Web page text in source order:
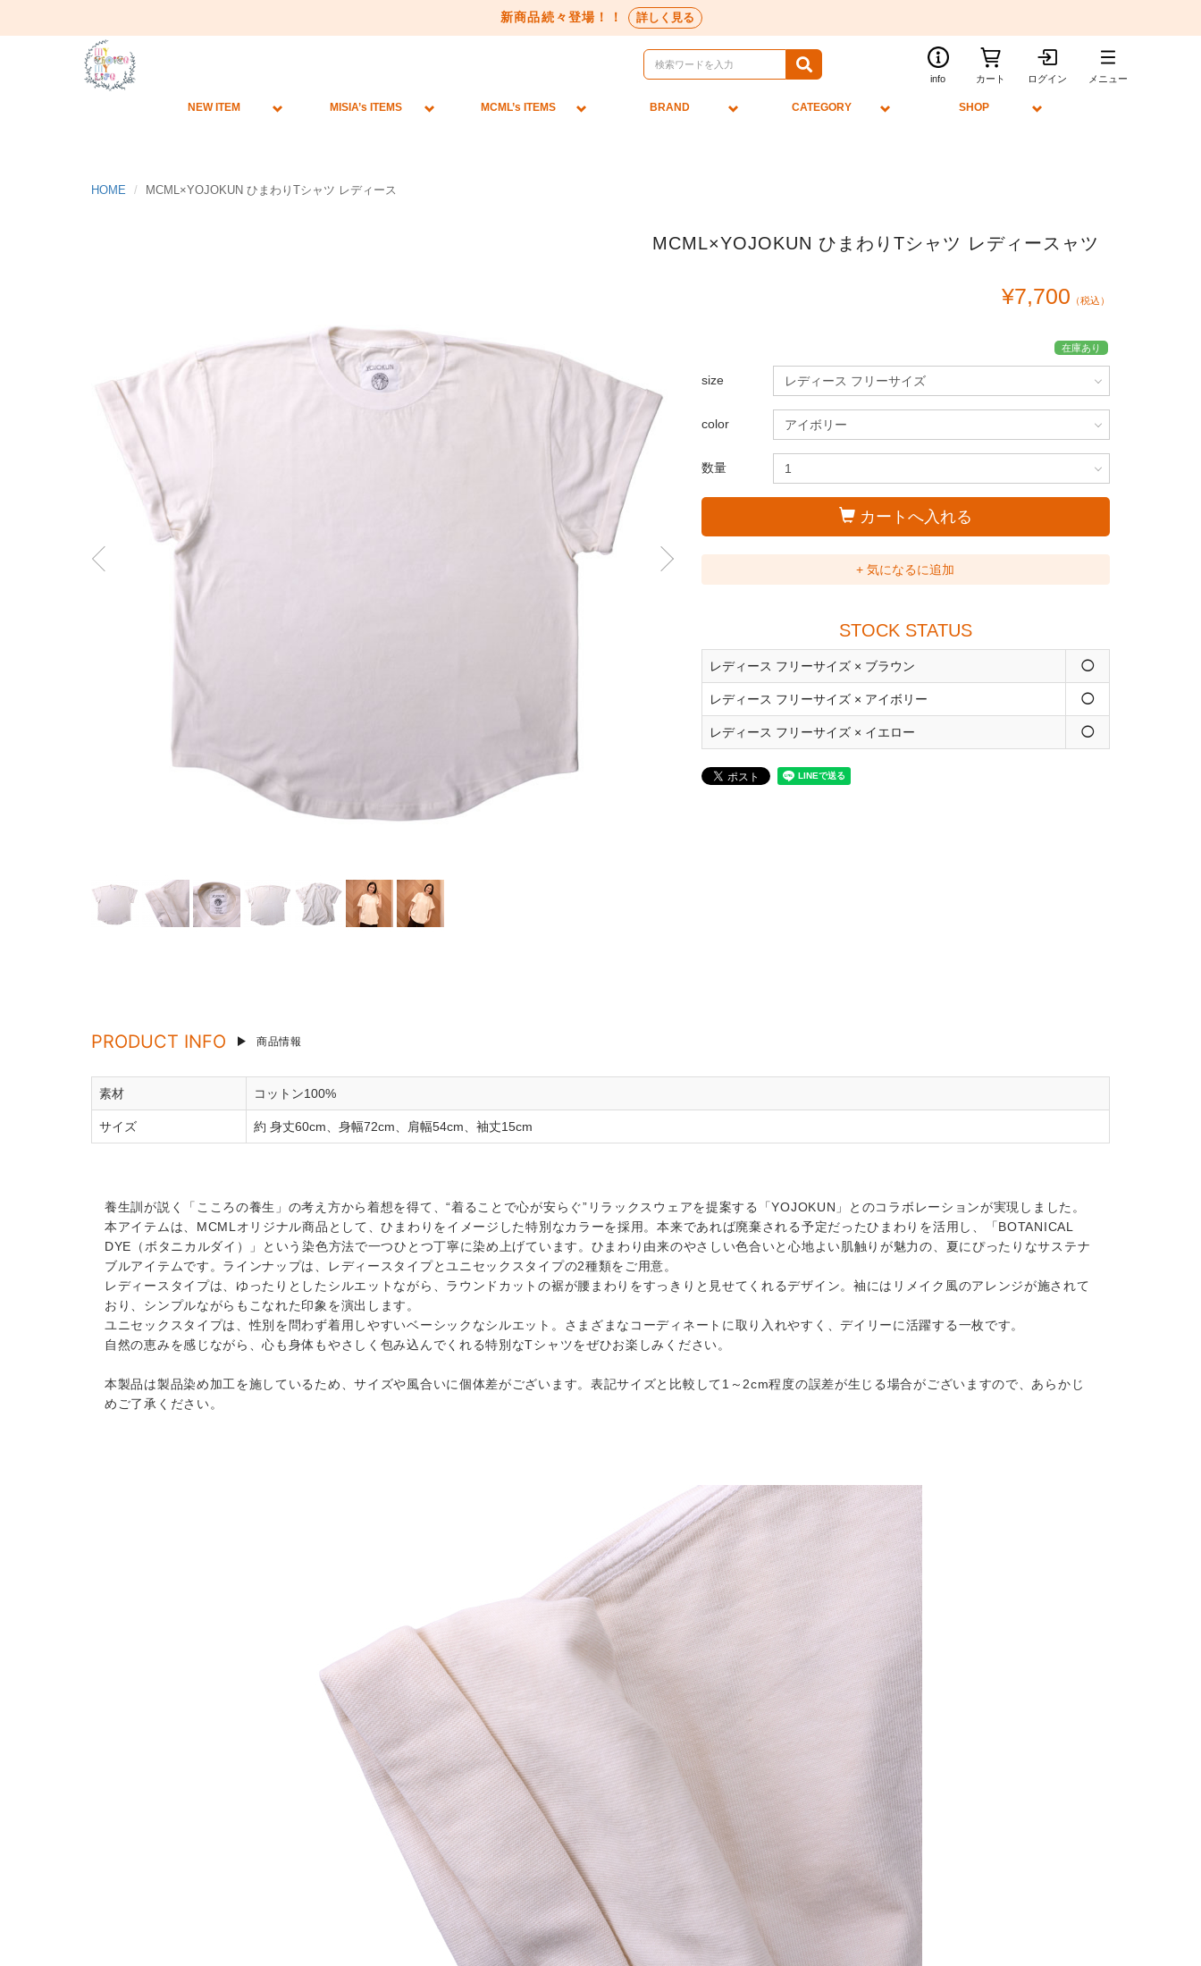
新商品続々登場！！ 詳しく見る
info カート ログイン メニュー
NEW ITEM MISIA’s ITEMS MCML’s ITEMS BRAND CATEGORY SHOP
HOME MCML×YOJOKUN ひまわりTシャツ レディース
MCML×YOJOKUN ひまわりTシャツ レディースャツ
¥7,700 （税込）
在庫あり
size
color
数量
カートへ入れる
+ 気になるに追加
STOCK STATUS
レディース フリーサイズ × ブラウン ◯
レディース フリーサイズ × アイボリー ◯
レディース フリーサイズ × イエロー ◯
PRODUCT INFO 商品情報
素材 コットン100%
サイズ 約 身丈60cm、身幅72cm、肩幅54cm、袖丈15cm
養生訓が説く「こころの養生」の考え方から着想を得て、“着ることで心が安らぐ”リラックスウェアを提案する「YOJOKUN」とのコラボレーションが実現しました。
本アイテムは、MCMLオリジナル商品として、ひまわりをイメージした特別なカラーを採用。本来であれば廃棄される予定だったひまわりを活用し、「BOTANICAL
DYE（ボタニカルダイ）」という染色方法で一つひとつ丁寧に染め上げています。ひまわり由来のやさしい色合いと心地よい肌触りが魅力の、夏にぴったりなサステナ
ブルアイテムです。ラインナップは、レディースタイプとユニセックスタイプの2種類をご用意。
レディースタイプは、ゆったりとしたシルエットながら、ラウンドカットの裾が腰まわりをすっきりと見せてくれるデザイン。袖にはリメイク風のアレンジが施されて
おり、シンプルながらもこなれた印象を演出します。
ユニセックスタイプは、性別を問わず着用しやすいベーシックなシルエット。さまざまなコーディネートに取り入れやすく、デイリーに活躍する一枚です。
自然の恵みを感じながら、心も身体もやさしく包み込んでくれる特別なTシャツをぜひお楽しみください。
本製品は製品染め加工を施しているため、サイズや風合いに個体差がございます。表記サイズと比較して1～2cm程度の誤差が生じる場合がございますので、あらかじ
めご了承ください。